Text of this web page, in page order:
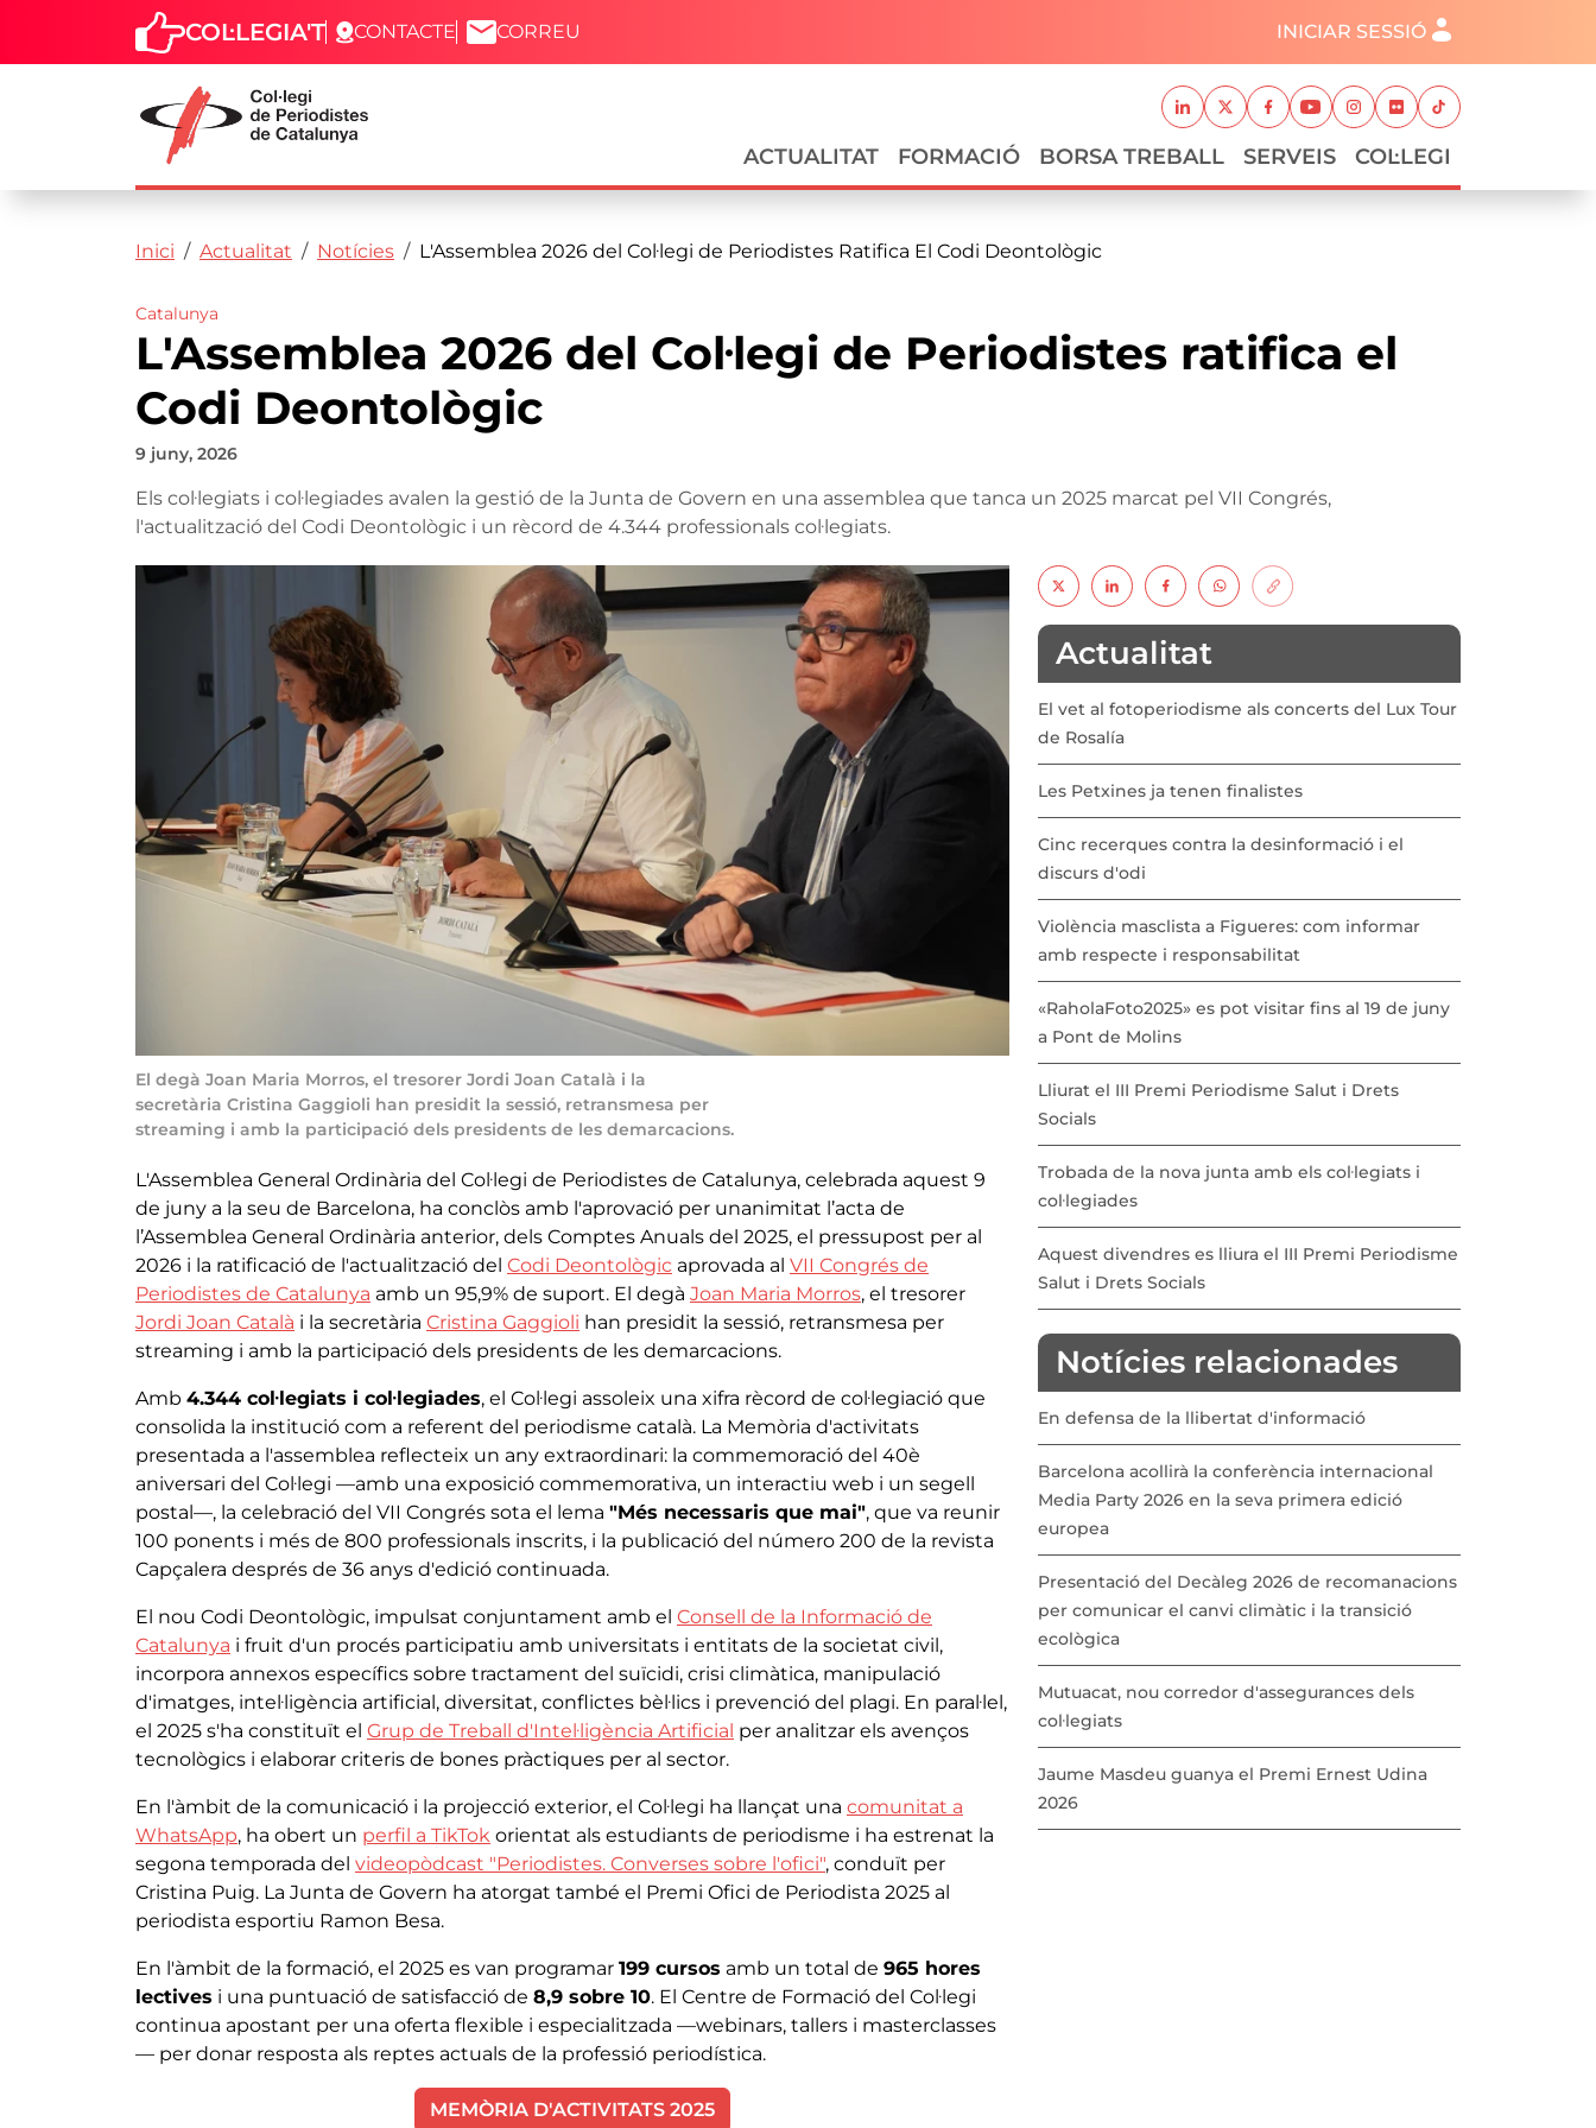
Vés al contingut
Capçalera
COL·LEGIA'T CONTACTE CORREU Menú del compte d'usuari
INICIAR SESSIÓ
Xarxes socials
LinkedinTwitterFacebook
YoutubeInstagram
FlickrTikTok
Navegació principal
ACTUALITAT FORMACIÓ BORSA TREBALL SERVEIS COL·LEGI
Fil d'ariadna
Inici Actualitat Notícies L'Assemblea 2026 del Col·legi de Periodistes Ratifica El Codi Deontològic
Catalunya
L'Assemblea 2026 del Col·legi de Periodistes ratifica el
Codi Deontològic
9 juny, 2026
Els col·legiats i col·legiades avalen la gestió de la Junta de Govern en una assemblea que tanca un 2025 marcat pel VII Congrés,
l'actualització del Codi Deontològic i un rècord de 4.344 professionals col·legiats.
El degà Joan Maria Morros, el tresorer Jordi Joan Català i la
secretària Cristina Gaggioli han presidit la sessió, retransmesa per
streaming i amb la participació dels presidents de les demarcacions.
L'Assemblea General Ordinària del Col·legi de Periodistes de Catalunya, celebrada aquest 9
de juny a la seu de Barcelona, ha conclòs amb l'aprovació per unanimitat l’acta de
l’Assemblea General Ordinària anterior, dels Comptes Anuals del 2025, el pressupost per al
2026 i la ratificació de l'actualització del Codi Deontològic aprovada al VII Congrés de
Periodistes de Catalunya amb un 95,9% de suport. El degà Joan Maria Morros, el tresorer
Jordi Joan Català i la secretària Cristina Gaggioli han presidit la sessió, retransmesa per
streaming i amb la participació dels presidents de les demarcacions.
Amb 4.344 col·legiats i col·legiades, el Col·legi assoleix una xifra rècord de col·legiació que
consolida la institució com a referent del periodisme català. La Memòria d'activitats
presentada a l'assemblea reflecteix un any extraordinari: la commemoració del 40è
aniversari del Col·legi —amb una exposició commemorativa, un interactiu web i un segell
postal—, la celebració del VII Congrés sota el lema "Més necessaris que mai", que va reunir
100 ponents i més de 800 professionals inscrits, i la publicació del número 200 de la revista
Capçalera després de 36 anys d'edició continuada.
El nou Codi Deontològic, impulsat conjuntament amb el Consell de la Informació de
Catalunya i fruit d'un procés participatiu amb universitats i entitats de la societat civil,
incorpora annexos específics sobre tractament del suïcidi, crisi climàtica, manipulació
d'imatges, intel·ligència artificial, diversitat, conflictes bèl·lics i prevenció del plagi. En paral·lel,
el 2025 s'ha constituït el Grup de Treball d'Intel·ligència Artificial per analitzar els avenços
tecnològics i elaborar criteris de bones pràctiques per al sector.
En l'àmbit de la comunicació i la projecció exterior, el Col·legi ha llançat una comunitat a
WhatsApp, ha obert un perfil a TikTok orientat als estudiants de periodisme i ha estrenat la
segona temporada del videopòdcast "Periodistes. Converses sobre l'ofici", conduït per
Cristina Puig. La Junta de Govern ha atorgat també el Premi Ofici de Periodista 2025 al
periodista esportiu Ramon Besa.
En l'àmbit de la formació, el 2025 es van programar 199 cursos amb un total de 965 hores
lectives i una puntuació de satisfacció de 8,9 sobre 10. El Centre de Formació del Col·legi
continua apostant per una oferta flexible i especialitzada —webinars, tallers i masterclasses
— per donar resposta als reptes actuals de la professió periodística.
MEMÒRIA D'ACTIVITATS 2025
Actualitat
El vet al fotoperiodisme als concerts del Lux Tour
de Rosalía
Les Petxines ja tenen finalistes
Cinc recerques contra la desinformació i el
discurs d'odi
Violència masclista a Figueres: com informar
amb respecte i responsabilitat
«RaholaFoto2025» es pot visitar fins al 19 de juny
a Pont de Molins
Lliurat el III Premi Periodisme Salut i Drets
Socials
Trobada de la nova junta amb els col·legiats i
col·legiades
Aquest divendres es lliura el III Premi Periodisme
Salut i Drets Socials
Notícies relacionades
En defensa de la llibertat d'informació
Barcelona acollirà la conferència internacional
Media Party 2026 en la seva primera edició
europea
Presentació del Decàleg 2026 de recomanacions
per comunicar el canvi climàtic i la transició
ecològica
Mutuacat, nou corredor d'assegurances dels
col·legiats
Jaume Masdeu guanya el Premi Ernest Udina
2026